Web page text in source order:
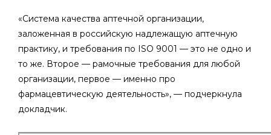
«Система качества аптечной организации,
заложенная в российскую надлежащую аптечную
практику, и требования по ISO 9001 — это не одно и
то же. Второе — рамочные требования для любой
организации, первое — именно про
фармацевтическую деятельность», — подчеркнула
докладчик.